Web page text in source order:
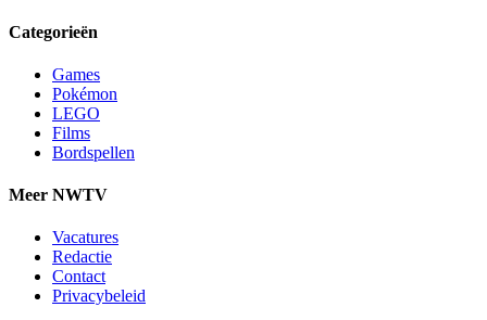
Categorieën
Games
Pokémon
LEGO
Films
Bordspellen
Meer NWTV
Vacatures
Redactie
Contact
Privacybeleid